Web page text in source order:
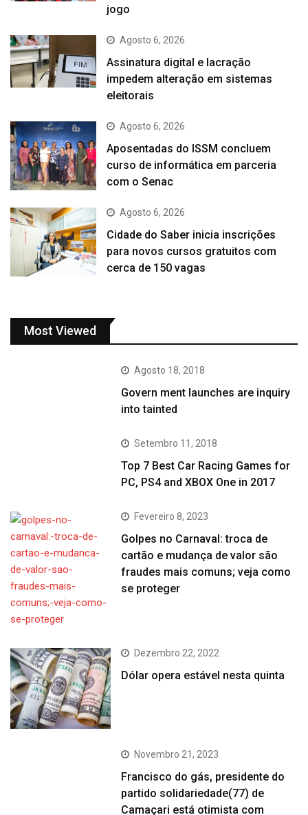
jogo
Agosto 6, 2026
Assinatura digital e lacração
impedem alteração em sistemas
eleitorais
Agosto 6, 2026
Aposentadas do ISSM concluem
curso de informática em parceria
com o Senac
Agosto 6, 2026
Cidade do Saber inicia inscrições
para novos cursos gratuitos com
cerca de 150 vagas
Most Viewed
Agosto 18, 2018
Govern ment launches are inquiry
into tainted
Setembro 11, 2018
Top 7 Best Car Racing Games for
PC, PS4 and XBOX One in 2017
Fevereiro 8, 2023
Golpes no Carnaval: troca de
cartão e mudança de valor são
fraudes mais comuns; veja como
se proteger
Dezembro 22, 2022
Dólar opera estável nesta quinta
Novembro 21, 2023
Francisco do gás, presidente do
partido solidariedade(77) de
Camaçari está otimista com